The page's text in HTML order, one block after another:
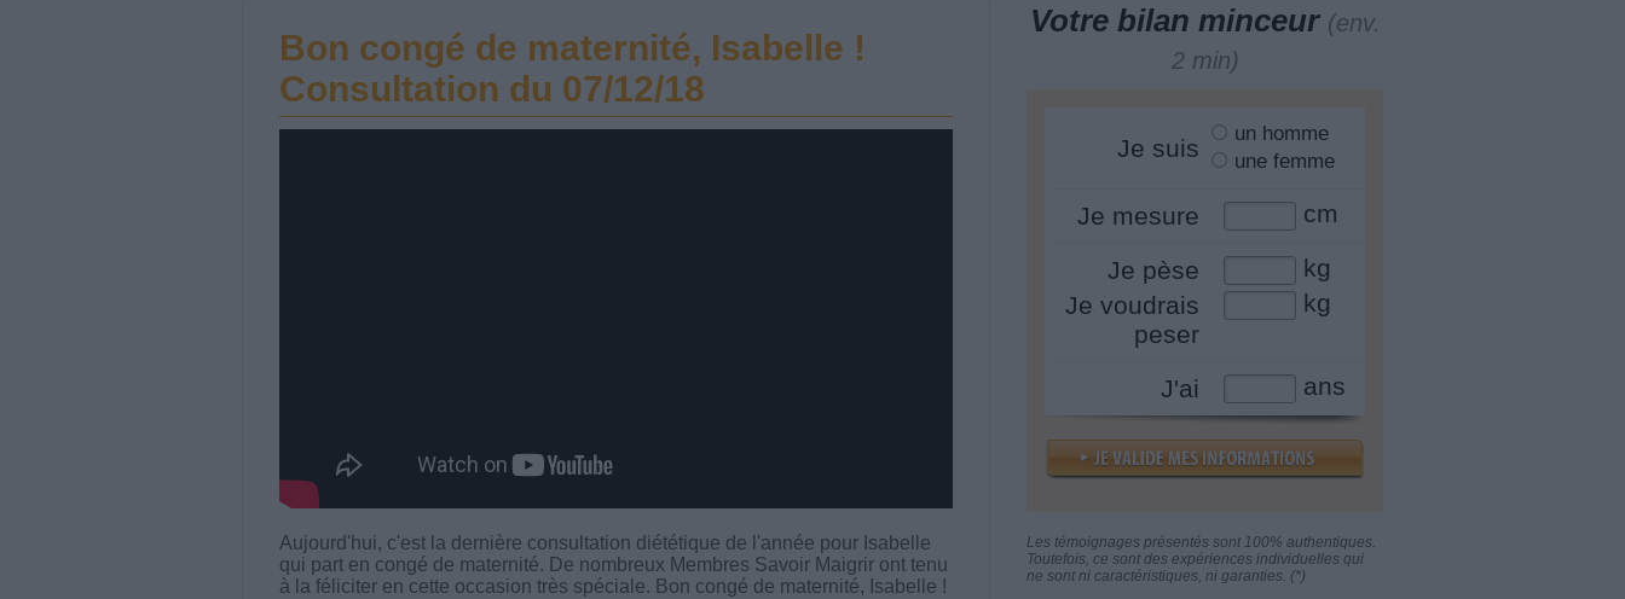
Bon congé de maternité, Isabelle !
Consultation du 07/12/18
Aujourd'hui, c'est la dernière consultation diététique de l'année pour Isabelle
qui part en congé de maternité. De nombreux Membres Savoir Maigrir ont tenu
à la féliciter en cette occasion très spéciale. Bon congé de maternité, Isabelle !
Votre bilan minceur (env.
2 min)
Je suis
un homme
une femme
Je mesure cm
Je pèse
kg
Je voudrais
peser
kg
J'ai ans
Les témoignages présentés sont 100% authentiques.
Toutefois, ce sont des expériences individuelles qui
ne sont ni caractéristiques, ni garanties. (*)